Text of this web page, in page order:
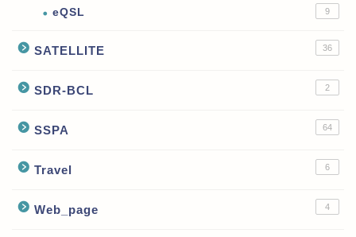
eQSL 9
SATELLITE 36
SDR-BCL 2
SSPA 64
Travel 6
Web_page 4